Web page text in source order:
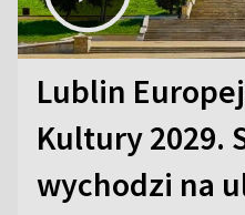
Lublin
Kultury 2029.
wychodzi na